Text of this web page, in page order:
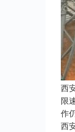
西
限
作
西